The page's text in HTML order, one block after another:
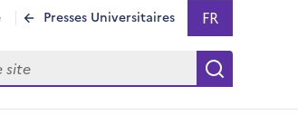
Presses Universitaires Sélectionner
FR
- Français